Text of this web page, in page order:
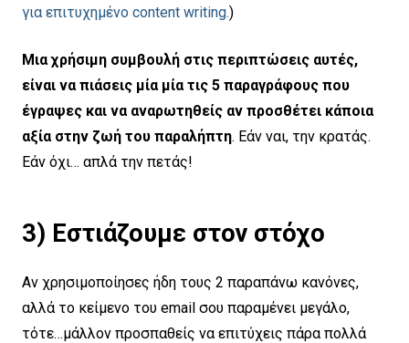
για επιτυχημένο content writing.)
Μια χρήσιμη συμβουλή στις περιπτώσεις αυτές,
είναι να πιάσεις μία μία τις 5 παραγράφους που
έγραψες και να αναρωτηθείς αν προσθέτει κάποια
αξία στην ζωή του παραλήπτη. Εάν ναι, την κρατάς.
Εάν όχι… απλά την πετάς!
3) Εστιάζουμε στον στόχο
Αν χρησιμοποίησες ήδη τους 2 παραπάνω κανόνες,
αλλά το κείμενο του email σου παραμένει μεγάλο,
τότε…μάλλον προσπαθείς να επιτύχεις πάρα πολλά